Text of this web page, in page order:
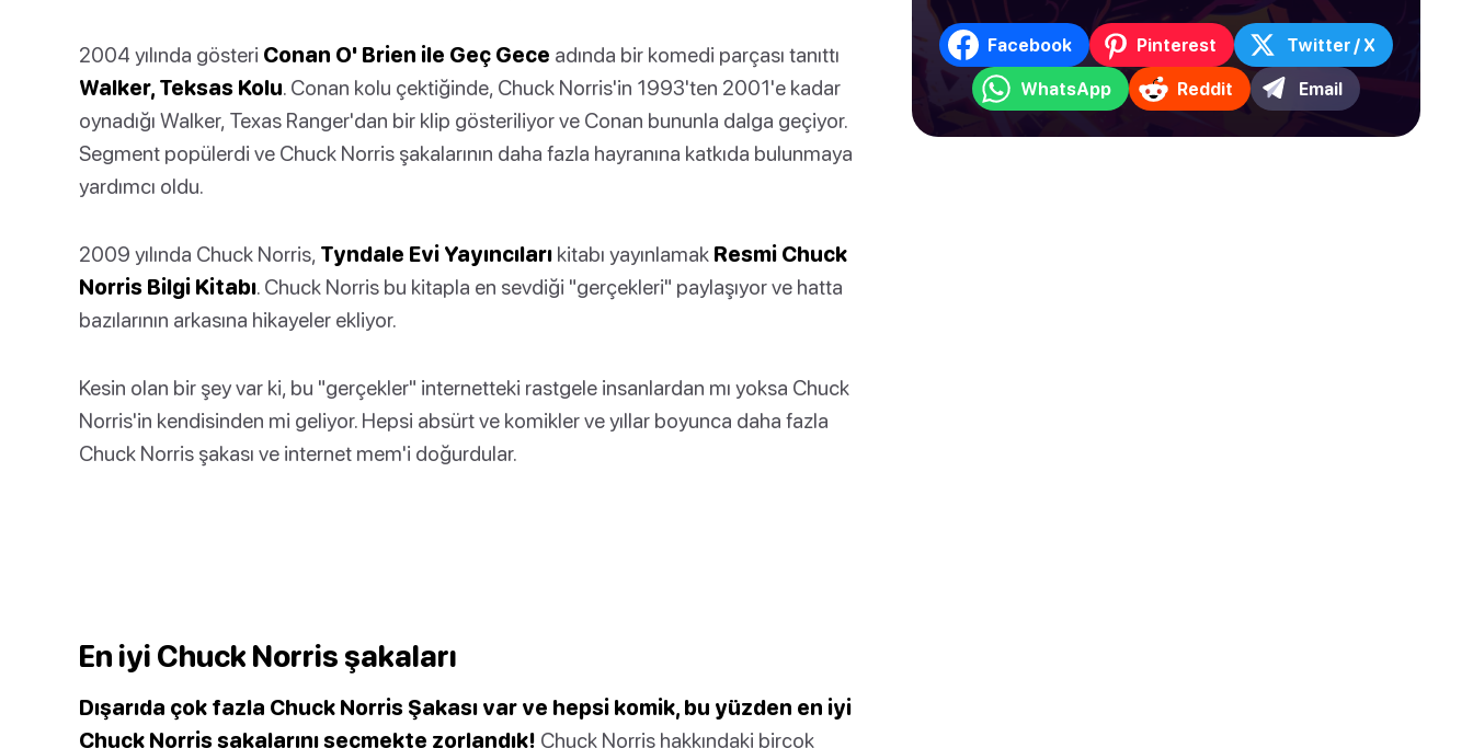
2004 yılında gösteri Conan O' Brien ile Geç Gece adında bir komedi parçası tanıttı
Walker, Teksas Kolu. Conan kolu çektiğinde, Chuck Norris'in 1993'ten 2001'e kadar
oynadığı Walker, Texas Ranger'dan bir klip gösteriliyor ve Conan bununla dalga geçiyor.
Segment popülerdi ve Chuck Norris şakalarının daha fazla hayranına katkıda bulunmaya
yardımcı oldu.
2009 yılında Chuck Norris, Tyndale Evi Yayıncıları kitabı yayınlamak Resmi Chuck
Norris Bilgi Kitabı. Chuck Norris bu kitapla en sevdiği "gerçekleri" paylaşıyor ve hatta
bazılarının arkasına hikayeler ekliyor.
Kesin olan bir şey var ki, bu "gerçekler" internetteki rastgele insanlardan mı yoksa Chuck
Norris'in kendisinden mi geliyor. Hepsi absürt ve komikler ve yıllar boyunca daha fazla
Chuck Norris şakası ve internet mem'i doğurdular.
En iyi Chuck Norris şakaları
Dışarıda çok fazla Chuck Norris Şakası var ve hepsi komik, bu yüzden en iyi
Chuck Norris şakalarını seçmekte zorlandık! Chuck Norris hakkındaki birçok
Facebook Pinterest Twitter / X
WhatsApp Reddit Email